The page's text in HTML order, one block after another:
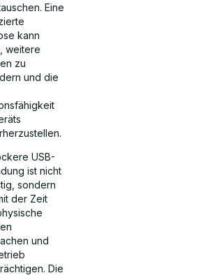
Eine
kann
weitere
zu
und die
USB-
ist nicht
sondern
der Zeit
und
Die